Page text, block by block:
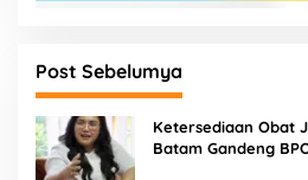
Post Sebelumya
Ketersediaan Obat
Batam Gandeng